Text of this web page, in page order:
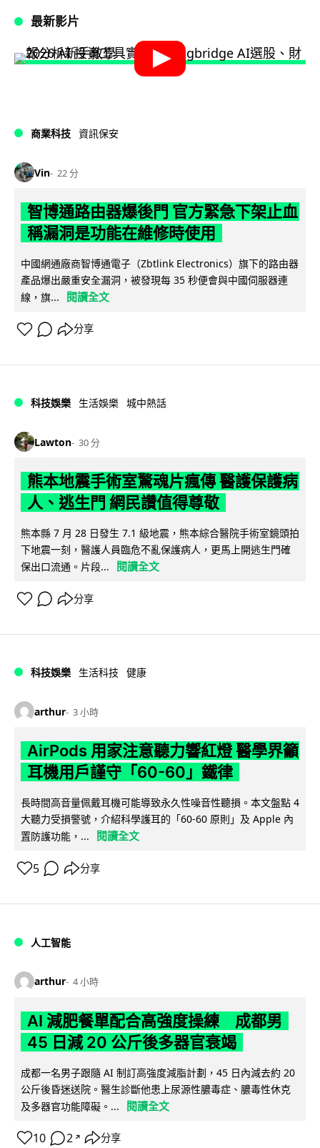
最新影片
商業科技 資訊保安
Vin 22 分
智博通路由器爆後門 官方緊急下架止血
稱漏洞是功能在維修時使用
中國網通廠商智博通電子（Zbtlink Electronics）旗下的路由器
產品爆出嚴重安全漏洞，被發現每 35 秒便會與中國伺服器連
線，旗...
閱讀全文
分享
科技娛樂 生活娛樂 城中熱話
Lawton 30 分
熊本地震手術室驚魂片瘋傳 醫護保護病
人、逃生門 網民讚值得尊敬
熊本縣 7 月 28 日發生 7.1 級地震，熊本綜合醫院手術室鏡頭拍
下地震一刻，醫護人員臨危不亂保護病人，更馬上開逃生門確
保出口流通。片段...
閱讀全文
分享
科技娛樂 生活科技 健康
arthur 3 小時
AirPods 用家注意聽力響紅燈 醫學界籲
耳機用戶謹守「60-60」鐵律
長時間高音量佩戴耳機可能導致永久性噪音性聽損。本文盤點 4
大聽力受損警號，介紹科學護耳的「60-60 原則」及 Apple 內
置防護功能，...
閱讀全文
5 分享
人工智能
arthur 4 小時
AI 減肥餐單配合高強度操練 成都男
45 日減 20 公斤後多器官衰竭
成都一名男子跟隨 AI 制訂高強度減脂計劃，45 日內減去約 20
公斤後昏迷送院。醫生診斷他患上尿源性膿毒症、膿毒性休克
及多器官功能障礙。...
閱讀全文
10 2 ↗ 分享